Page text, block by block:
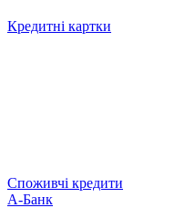
Кредитні картки
Споживчі кредити
А-Банк